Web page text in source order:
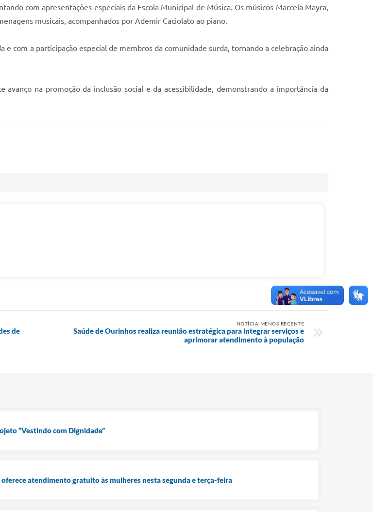
com apresentações especiais da Escola Municipal de Música. Os músicos Marcela Mayra,
musicais, acompanhados por Ademir Caciolato ao piano.
com a participação especial de membros da comunidade surda, tornando a celebração ainda
na promoção da inclusão social e da acessibilidade, demonstrando a importância da
de
NOTÍCIA MENOS RECENTE
Saúde de Ourinhos realiza reunião estratégica para integrar serviços e
aprimorar atendimento à população
“Vestindo com Dignidade”
atendimento gratuito às mulheres nesta segunda e terça-feira